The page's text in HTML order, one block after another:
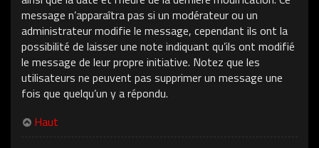
message n’apparaîtra pas si un modérateur ou un
administrateur modifie le message, cependant ils ont la
possibilité de laisser une note indiquant qu’ils ont modifié
le message de leur propre initiative. Notez que les
utilisateurs ne peuvent pas supprimer un message une
fois que quelqu’un y a répondu.
Haut